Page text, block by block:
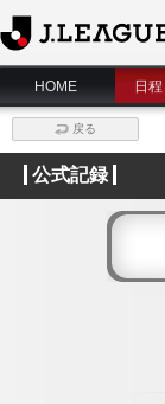
J.League Data Site
HOME
日
戻る
公式記録